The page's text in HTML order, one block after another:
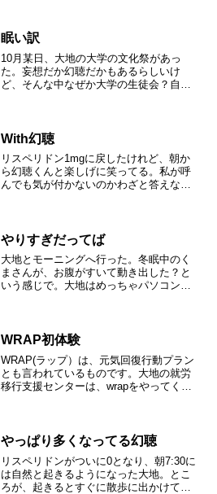
ら、ご飯がたいへーん」「...
眠い訳
10月某日、大地の大学の文化祭があっ
た。妄想だか幻聴だかもあるらしいけ
ど、そんな中なぜか大学の生徒会？自治
ら夕方まで出かけていた。翌...
With幻聴
リスペリドン1mgに戻したけれど、朝か
ら幻聴くんと楽しげに笑ってる。私が呼
んでも気が付かないのかわざと答えない
に行く回数もまた増えち...
やりすぎだってば
大地とモーニングへ行った。冬眠中のく
まさんが、お腹がすいて動き出した？と
いう感じで。大地はめっちゃパソコン向
ホゲームへ逃避。しばらく...
WRAP初体験
WRAP(ラップ）は、元気回復行動プラン
とも言われているものです。大地の就労
移行支援センターは、wrapをやってくれ
をすると元気にな...
やっぱり多くなってる幻聴
リスペリドンがついに0となり、朝7:30に
は自然と起きるようになった大地。とこ
ろが、起きるとすぐに散歩に出かけて帰